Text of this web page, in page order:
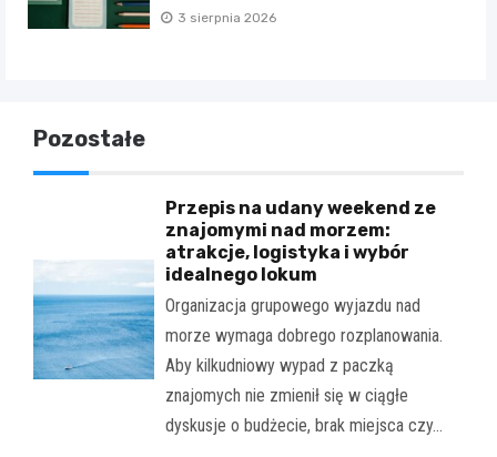
3 sierpnia 2026
Pozostałe
Przepis na udany weekend ze
znajomymi nad morzem:
atrakcje, logistyka i wybór
idealnego lokum
Organizacja grupowego wyjazdu nad
morze wymaga dobrego rozplanowania.
Aby kilkudniowy wypad z paczką
znajomych nie zmienił się w ciągłe
dyskusje o budżecie, brak miejsca czy…